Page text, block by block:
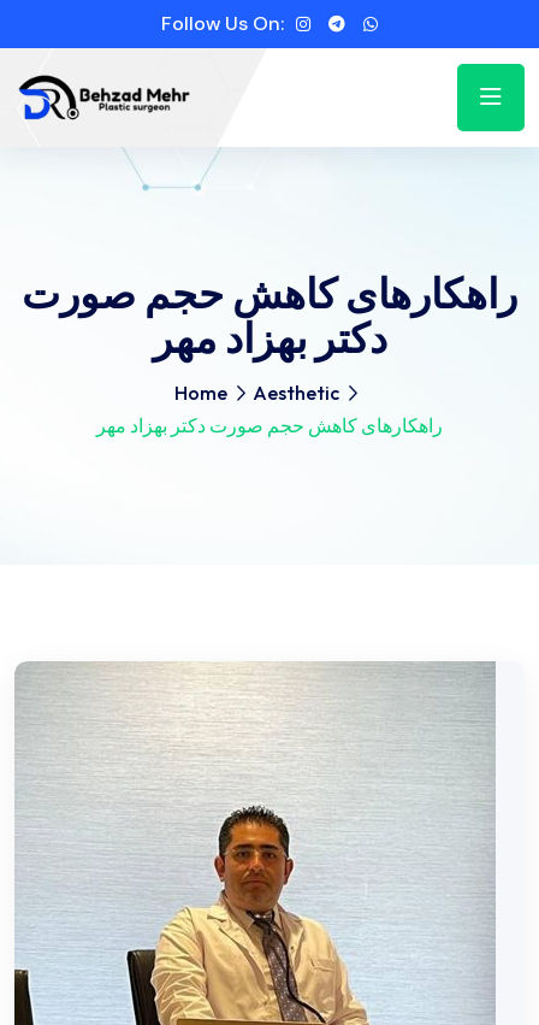
Follow Us On:
راهکارهای کاهش حجم صورت
دکتر بهزاد مهر
Home
Aesthetic
راهکارهای کاهش حجم صورت دکتر بهزاد مهر